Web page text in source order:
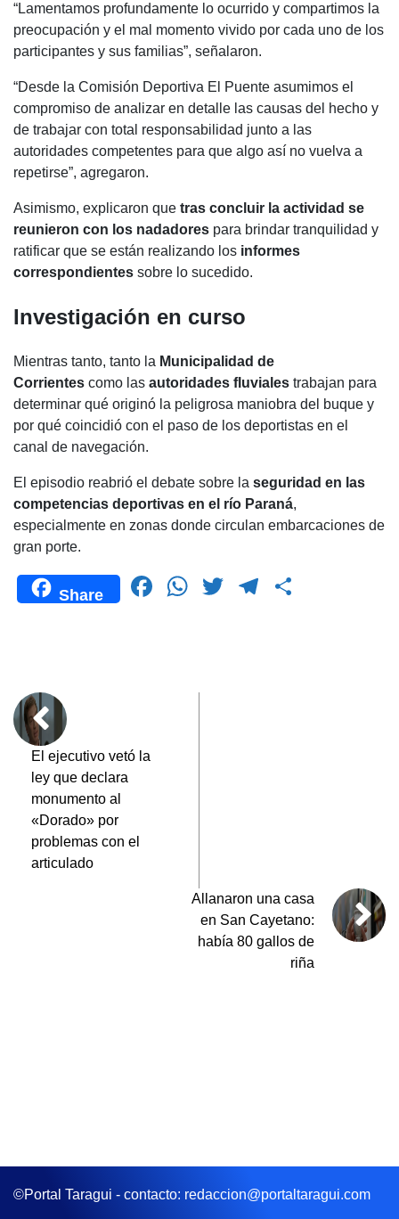
“Lamentamos profundamente lo ocurrido y compartimos la
preocupación y el mal momento vivido por cada uno de los
participantes y sus familias”, señalaron.
“Desde la Comisión Deportiva El Puente asumimos el
compromiso de analizar en detalle las causas del hecho y
de trabajar con total responsabilidad junto a las
autoridades competentes para que algo así no vuelva a
repetirse”, agregaron.
Asimismo, explicaron que tras concluir la actividad se
reunieron con los nadadores para brindar tranquilidad y
ratificar que se están realizando los informes
correspondientes sobre lo sucedido.
Investigación en curso
Mientras tanto, tanto la Municipalidad de
Corrientes como las autoridades fluviales trabajan para
determinar qué originó la peligrosa maniobra del buque y
por qué coincidió con el paso de los deportistas en el
canal de navegación.
El episodio reabrió el debate sobre la seguridad en las
competencias deportivas en el río Paraná,
especialmente en zonas donde circulan embarcaciones de
gran porte.
Share
F
W
A
T
T
El ejecutivo vetó la
ley que declara
monumento al
«Dorado» por
problemas con el
articulado
Allanaron una casa
en San Cayetano:
había 80 gallos de
riña
©Portal Taragui - contacto: redaccion@portaltaragui.com